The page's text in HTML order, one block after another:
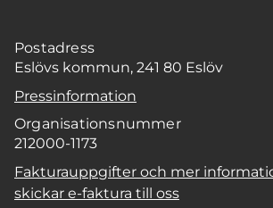
Postadress
Eslövs kommun, 241 80 Eslöv
Pressinformation
Organisationsnummer
212000-1173
Fakturauppgifter och mer
skickar e-faktura till oss